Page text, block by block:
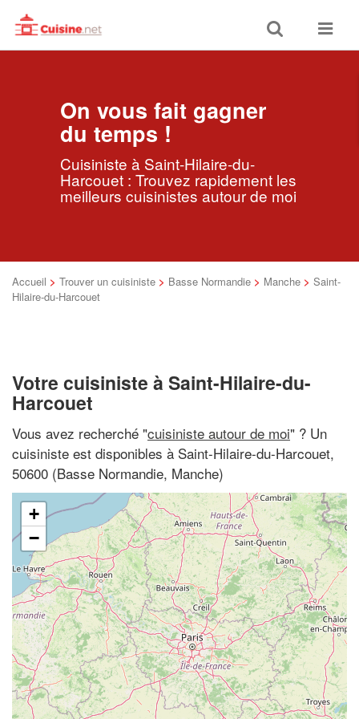
Toggle
search
Toggle
On vous fait gagner
du temps !
Cuisiniste à Saint-Hilaire-du-
Harcouet : Trouvez rapidement les
meilleurs cuisinistes autour de moi
Accueil > Trouver un cuisiniste > Basse Normandie > Manche > Saint-
Hilaire-du-Harcouet
Votre cuisiniste à Saint-Hilaire-du-
Harcouet
Vous avez recherché "cuisiniste autour de moi" ? Un
cuisiniste est disponibles à Saint-Hilaire-du-Harcouet,
50600 (Basse Normandie, Manche)
+
−